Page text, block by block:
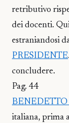
retributivo
dei docenti.
estraniandosi
PRESIDENTE
concludere.
Pag. 44
BENEDETTO
italiana, prima